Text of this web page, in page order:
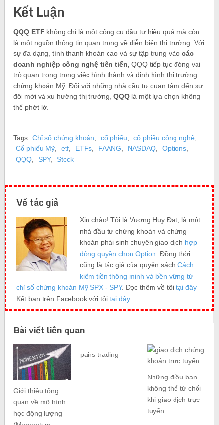
Kết Luận
QQQ ETF không chỉ là một công cụ đầu tư hiệu quả mà còn
là một nguồn thông tin quan trọng về diễn biến thị trường. Với
sự đa dạng, tính thanh khoản cao và sự tập trung vàocác
doanh nghiệp công nghệ tiên tiến, QQQ tiếp tục đóng vai
trò quan trọng trong việc hình thành và định hình thị trường
chứng khoán Mỹ. Đối với những nhà đầu tư quan tâm đến sự
đổi mới và xu hướng thị trường,QQQ là một lựa chọn không
thể phớt lờ.
Tags: Chỉ số chứng khoán cổ phiếu cổ phiếu công nghệ
Cổ phiếu Mỹ
etf ETFs FAANG NASDAQ Options
QQQ
SPY, Stock
Về tác giả
Xin chào! Tôi là Vương Huy Đạt, là một
nhà đầu tư chứng khoán và chứng
khoán phái sinh chuyên giao dịch hợp
động quyền chọn Option . Đồng thời
cũng là tác giả của quyển sách Cách
kiếm tiền thông minh và bền vững từ
chỉ số chứng khoán Mỹ SPX - SPY. Đọc thêm về tôi tại đây.
Kết bạn trên Facebook với tôi tại đây.
Bài viết liên quan
Giới thiệu tổng
quan về mô hình
học động lượng
pairs trading
Những điều bạn
không thể từ chối
khi giao dịch trực
tuyến